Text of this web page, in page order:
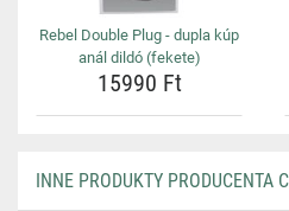
Rebel Double Plug - dupla kúp
anál dildó (fekete)
15990 Ft
INNE PRODUKTY PRODUCENTA